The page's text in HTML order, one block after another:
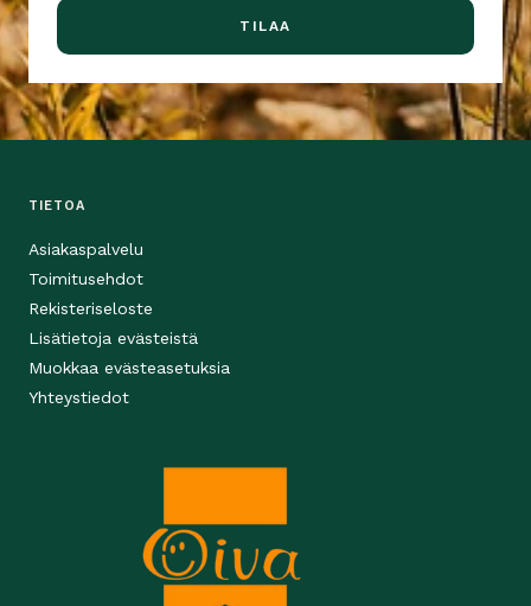
TILAA
TIETOA
Asiakaspalvelu
Toimitusehdot
Rekisteriseloste
Lisätietoja evästeistä
Muokkaa evästeasetuksia
Yhteystiedot